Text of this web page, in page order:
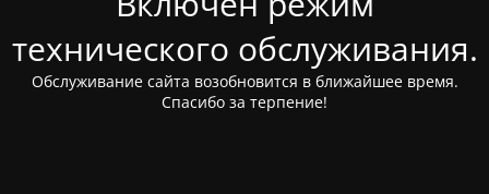
технического обслуживания.
Обслуживание сайта возобновится в ближайшее время.
Спасибо за терпение!